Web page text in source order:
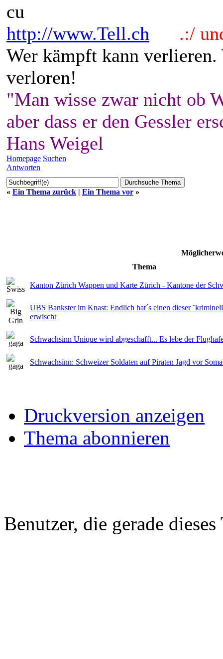
cu
http://www.Tell.ch
.:/
Wer kämpft kann
verloren!
"Man wisse zwar nicht ob
aber dass er den Gessler
Hans Weigel
Homepage Suchen
Antworten
« Ein Thema zurück | Ein Thema vor »
Thema
Kanton Zürich Wappen und Karte Zürich - Kantone der
UBS Bankster im Knast: Endlich hat´s einen dieser
erwischt
Schwachsinn Unique wird abgeschafft... Es lebe der
Schwachsinn: Schweizer Soldaten auf Piraten Jagd vor
Druckversion anzeigen
Thema abonnieren
Benutzer, die gerade